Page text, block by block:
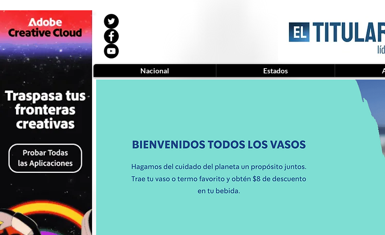
Nacional Estados